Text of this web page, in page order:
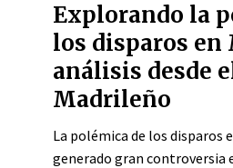
Explorando la
los disparos en
análisis desde
Madrileño
La polémica de los disparos
generado gran controversia